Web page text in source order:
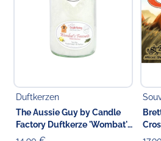
Duftkerzen
The Aussie Guy by Candle
Factory Duftkerze 'Wombat's
Favourite' 13.5 cm